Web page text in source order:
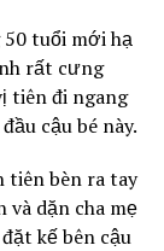
50 tuổi mới hạ
rất cưng
tiên đi ngang
cậu bé này.
tiên bèn ra tay
và dặn cha mẹ
kế bên cậu